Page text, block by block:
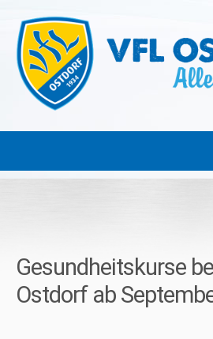
Gesundheitskurse
Ostdorf ab